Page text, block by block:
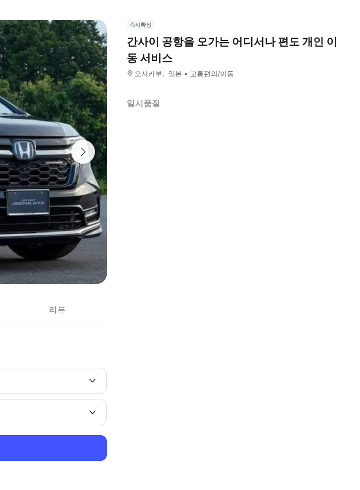
리뷰
즉시확정
간사이 공항을 오가는 어디서나 편도 개인 이
동 서비스
오사카부 일본 교통편의/이동
일시품절